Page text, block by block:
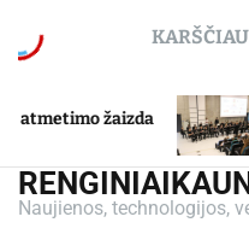
c
Kauno miesto
itin gabių
dalyvių mokslo
Naujienos, technologijos,